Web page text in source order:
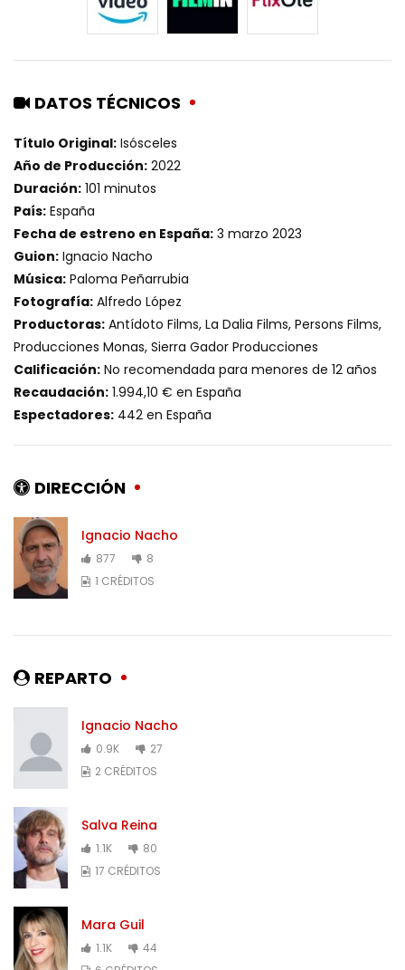
DATOS TÉCNICOS
Título Original: Isósceles
Año de Producción: 2022
Duración: 101 minutos
País: España
Fecha de estreno en España: 3 marzo 2023
Guion: Ignacio Nacho
Música: Paloma Peñarrubia
Fotografía: Alfredo López
Productoras: Antídoto Films, La Dalia Films, Persons Films,
Producciones Monas, Sierra Gador Producciones
Calificación: No recomendada para menores de 12 años
Recaudación: 1.994,10 € en España
Espectadores: 442 en España
DIRECCIÓN
Ignacio Nacho
877
8
1 CRÉDITOS
REPARTO
Ignacio Nacho
0.9K
27
2 CRÉDITOS
Salva Reina
1.1K
80
17 CRÉDITOS
Mara Guil
1.1K
44